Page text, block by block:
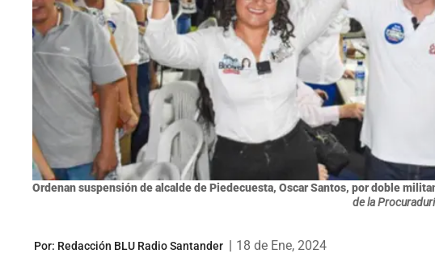
Ordenan suspensión de alcalde de Piedecuesta, Oscar Santos, por doble
de la
Por: Redacción BLU Radio Santander | 18 de Ene, 2024